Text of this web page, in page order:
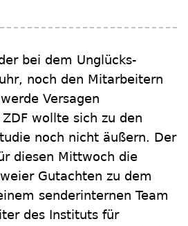
bei dem Unglücks-
noch den Mitarbeitern
Versagen
wollte sich zu den
noch nicht äußern. Der
diesen Mittwoch die
Gutachten zu dem
senderinternen Team
des Instituts für